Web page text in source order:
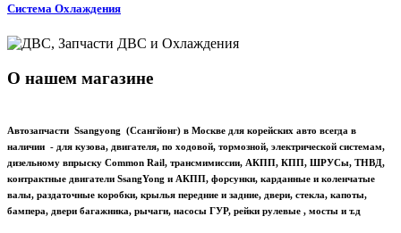
Система Охлаждения
О нашем магазине
Автозапчасти Ssangyong (Ссангйонг) в Москве для корейских авто всегда в
наличии - для кузова, двигателя, по ходовой, тормозной, электрической системам,
дизельному впрыску Common Rail, трансмимиссии, АКПП, КПП, ШРУСы, ТНВД,
контрактные двигатели SsangYong и АКПП, форсунки, карданные и коленчатые
валы, раздаточные коробки, крылья передние и задние, двери, стекла, капоты,
бампера, двери багажника, рычаги, насосы ГУР, рейки рулевые , мосты и т.д